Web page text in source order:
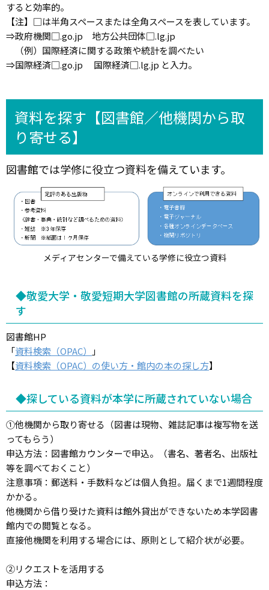
すると効率的。
【注】□は半角スペースまたは全角スペースを表しています。
⇒政府機関□.go.jp 地方公共団体□.lg.jp
（例）国際経済に関する政策や統計を調べたい
⇒国際経済□.go.jp 国際経済□.lg.jp と入力。
資料を探す【図書館／他機関から取
り寄せる】
図書館では学修に役立つ資料を備えています。
メディアセンターで備えている学修に役立つ資料
◆敬愛大学・敬愛短期大学図書館の所蔵資料を探
す
図書館HP
「資料検索（OPAC）
」
【資料検索（OPAC）の使い方・館内の本の探し方】
◆探している資料が本学に所蔵されていない場合
①他機関から取り寄せる（図書は現物、雑誌記事は複写物を送
ってもらう）
申込方法：図書館カウンターで申込。（書名、著者名、出版社
等を調べておくこと）
注意事項：郵送料・手数料などは個人負担。届くまで1週間程度
かかる。
他機関から借り受けた資料は館外貸出ができないため本学図書
館内での閲覧となる。
直接他機関を利用する場合には、原則として紹介状が必要。
②リクエストを活用する
申込方法：